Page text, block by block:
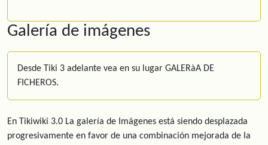
Galería de imágenes
Desde Tiki 3 adelante vea en su lugar GALERàA DE
FICHEROS.
En Tikiwiki 3.0 La galería de Imágenes está siendo desplazada
progresivamente en favor de una combinación mejorada de la